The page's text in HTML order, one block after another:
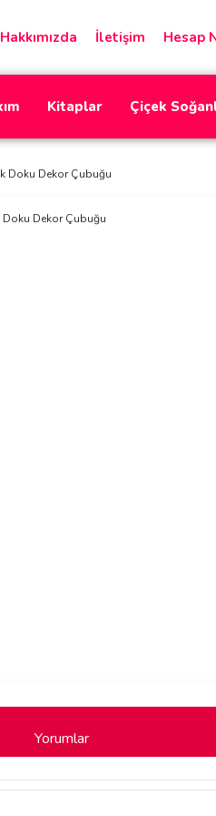
Hakkımızda İletişim Hesap
Kitaplar Çiçek
Doku Dekor Çubuğu
Yorumlar